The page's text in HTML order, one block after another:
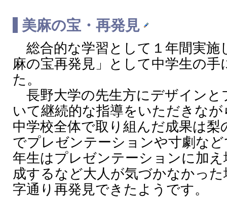
美麻の宝・再発見
総合的な学習として１年間実施
麻の宝再発見」として中学生の
た。
長野大学の先生方にデザインと
いて継続的な指導をいただきな
中学校全体で取り組んだ成果は梨
でプレゼンテーションや寸劇な
年生はプレゼンテーションに加
成するなど大人が気づかなかっ
字通り再発見できたようです。